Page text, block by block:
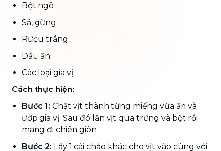
Bột ngô
Sả, gừng
Rượu trắng
Dầu ăn
Các loại gia vị
Cách thực hiện:
Bước 1: Chặt vịt thành từng miếng vừa ăn và
ướp gia vị. Sau đó lăn vịt qua trứng và bột rồi
mang đi chiên giòn
Bước 2: Lấy 1 cái chảo khác cho vịt vào cùng với